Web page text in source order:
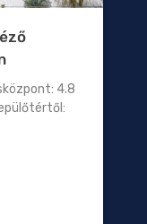
4.8